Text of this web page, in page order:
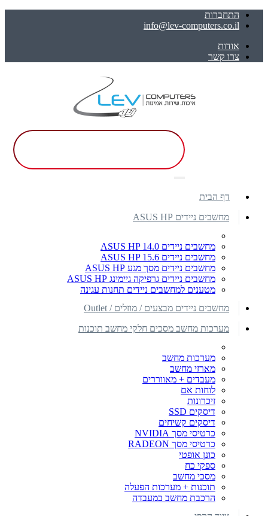
התחברות
info@lev-computers.co.il
אודות
צרו קשר
דף הבית
מחשבים ניידים ASUS HP
מחשבים ניידים ASUS HP 14.0
מחשבים ניידים ASUS HP 15.6
מחשבים ניידים מסך מגע ASUS HP
מחשבים ניידים גרפיקה גיימינג ASUS HP
מטענים למחשבים ניידים תחנות עגינה
מחשבים ניידים מבצעים / מוזלים / Outlet
מערכות מחשב מסכים חלקי מחשב תוכנות
מערכות מחשב
מארזי מחשב
מעבדים + מאווררים
לוחות אם
זיכרונות
דיסקים SSD
דיסקים קשיחים
כרטיסי מסך NVIDIA
כרטיסי מסך RADEON
כונן אופטי
ספקי כח
מסכי מחשב
תוכנות + מערכות הפעלה
הרכבת מחשב במעבדה